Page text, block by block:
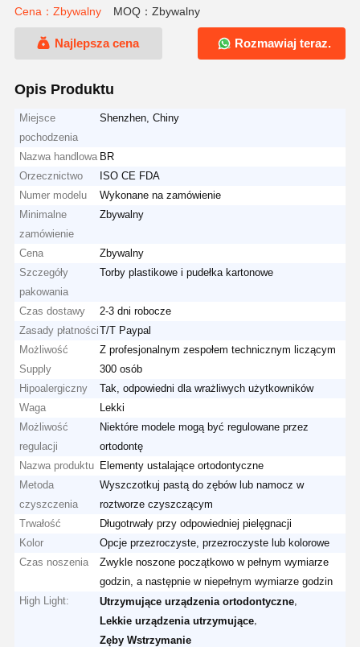
Cena：Zbywalny MOQ：Zbywalny
Najlepsza cena Rozmawiaj teraz.
Opis Produktu
Miejsce
pochodzenia
Shenzhen, Chiny
Nazwa handlowa BR
Orzecznictwo
ISO CE FDA
Numer modelu
Wykonane na zamówienie
Minimalne
zamówienie
Zbywalny
Cena
Zbywalny
Szczegóły
pakowania
Torby plastikowe i pudełka kartonowe
Czas dostawy
2-3 dni robocze
Zasady płatnościT/T Paypal
Możliwość
Supply
Z profesjonalnym zespołem technicznym liczącym
300 osób
Hipoalergiczny
Tak, odpowiedni dla wrażliwych użytkowników
Waga
Lekki
Możliwość
regulacji
Niektóre modele mogą być regulowane przez
ortodontę
Nazwa produktu Elementy ustalające ortodontyczne
Metoda
czyszczenia
Wyszczotkuj pastą do zębów lub namocz w
roztworze czyszczącym
Trwałość
Długotrwały przy odpowiedniej pielęgnacji
Kolor
Opcje przezroczyste, przezroczyste lub kolorowe
Czas noszenia
Zwykle noszone początkowo w pełnym wymiarze
godzin, a następnie w niepełnym wymiarze godzin
High Light:
Utrzymujące urządzenia ortodontyczne
Lekkie urządzenia utrzymujące
Zęby Wstrzymanie